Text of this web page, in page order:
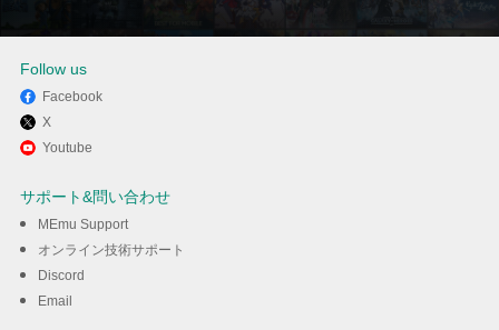
MEmuを使用してPCでワールド
マーブルリーグを楽しむ
Follow us
Facebook
X
Youtube
サポート&問い合わせ
MEmu Support
オンライン技術サポート
Discord
Email